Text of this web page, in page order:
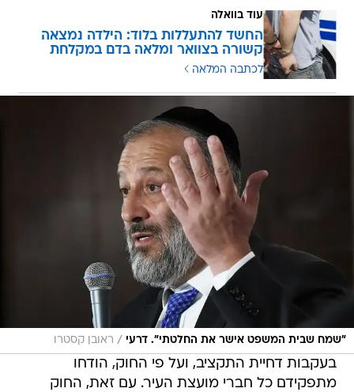
עוד בוואלה
החשד להתעללות בלוד: הילדה נמצאה
קשורה בצוואר ומלאה בדם במקלחת
לכתבה המלאה
"שמח שבית המשפט אישר את החלטתי". דרעי / ראובן קסטרו
בעקבות דחיית התקציב, ועל פי החוק, הודחו
מתפקידם כל חברי מועצת העיר. עם זאת, החוק